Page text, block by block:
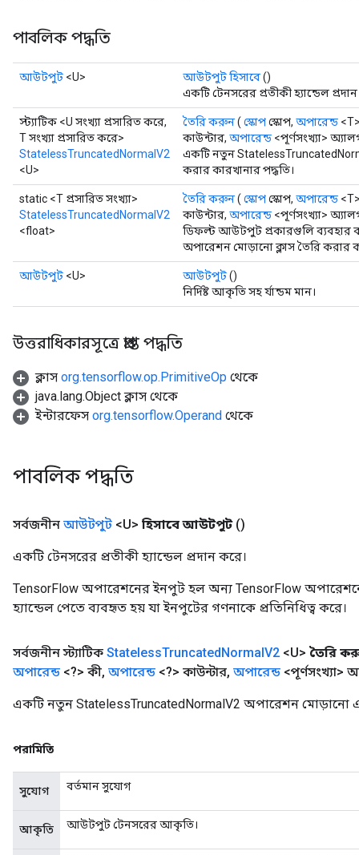
পাবলিক পদ্ধতি
আউটপুট <U> আউটপুট হিসাবে()
একটি টেনসরের প্রতীকী হ্যান্ডেল
স্ট্যাটিক <U সংখ্যা প্রসারিত করে,
T সংখ্যা প্রসারিত করে>
StatelessTruncatedNormalV2
<U>
তৈরি করুন( স্কোপস্কোপ, অপারেন্ড
কাউন্টার, অপারেন্ড <পূর্ণসংখ্যা>
একটি নতুন
করার কারখানার পদ্ধতি।
static <T প্রসারিত সংখ্যা>
StatelessTruncatedNormalV2
<float>
তৈরি করুন( স্কোপস্কোপ, অপারেন্ড
কাউন্টার, অপারেন্ড <পূর্ণসংখ্যা>
ডিফল্ট আউটপুট প্রকারগুলি ব্যবহার
অপারেশন মোড়ানো ক্লাস তৈরি করার
আউটপুট <U> আউটপুট()
নির্দিষ্ট আকৃতি সহ র্যান্ডম মান।
উত্তরাধিকারসূত্রে প্রাপ্ত পদ্ধতি
ক্লাস org.tensorflow.op.PrimitiveOp থেকে
java.lang.Object ক্লাস থেকে
ইন্টারফেস org.tensorflow.Operand থেকে
পাবলিক পদ্ধতি
সর্বজনীন আউটপুট <U> হিসাবে আউটপুট ()
একটি টেনসরের প্রতীকী হ্যান্ডেল প্রদান করে।
TensorFlow অপারেশনের ইনপুট হল অন্য TensorFlow
হ্যান্ডেল পেতে ব্যবহৃত হয় যা ইনপুটের গণনাকে প্রতিনিধিত্ব করে।
সর্বজনীন স্ট্যাটিক StatelessTruncatedNormalV2 <U> তৈরি
অপারেন্ড <?> কী, অপারেন্ড <?> কাউন্টার, অপারেন্ড <পূর্ণসংখ্যা>
একটি নতুন StatelessTruncatedNormalV2 অপারেশন মোড়ানো
পরামিতি
সুযোগ বর্তমান সুযোগ
আকৃতি আউটপুট টেনসরের আকৃতি।